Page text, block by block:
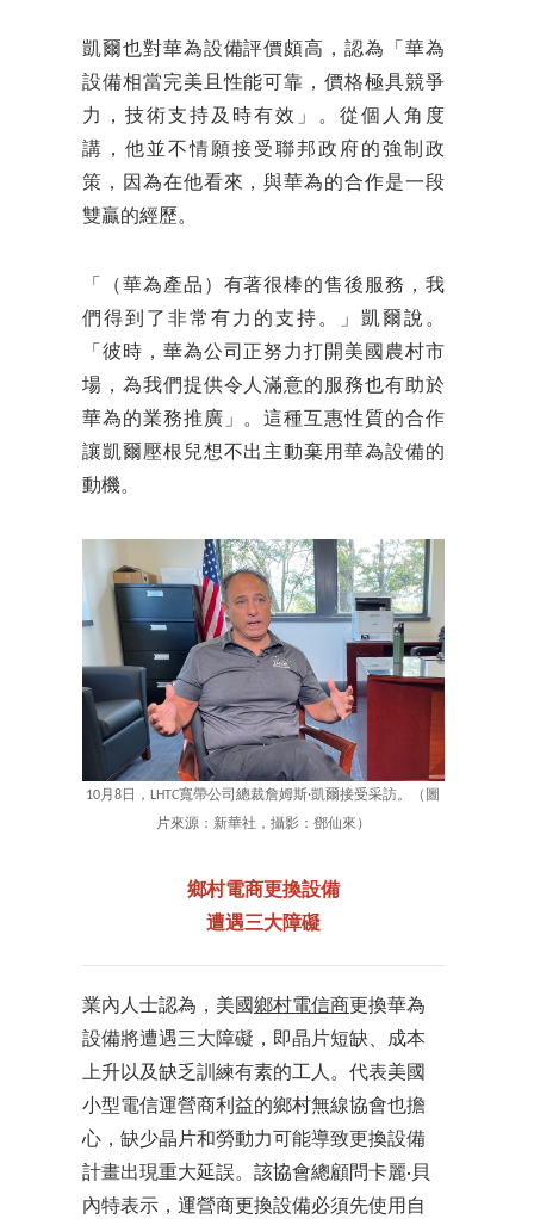
凱爾也對華為設備評價頗高，認為「華為
設備相當完美且性能可靠，價格極具競爭
力，技術支持及時有效」。從個人角度
講，他並不情願接受聯邦政府的強制政
策，因為在他看來，與華為的合作是一段
雙贏的經歷。
「（華為產品）有著很棒的售後服務，我
們得到了非常有力的支持。」凱爾說。
「彼時，華為公司正努力打開美國農村市
場，為我們提供令人滿意的服務也有助於
華為的業務推廣」。這種互惠性質的合作
讓凱爾壓根兒想不出主動棄用華為設備的
動機。
10月8日，LHTC寬帶公司總裁詹姆斯·凱爾接受采訪。（圖
片來源：新華社，攝影：鄧仙來）
鄉村電商更換設備
遭遇三大障礙
業內人士認為，美國鄉村電信商 更換華為
設備將遭遇三大障礙，即晶片短缺、成本
上升以及缺乏訓練有素的工人。代表美國
小型電信運營商利益的鄉村無線協會也擔
心，缺少晶片和勞動力可能導致更換設備
計畫出現重大延誤。該協會總顧問卡麗·貝
內特表示，運營商更換設備必須先使用自